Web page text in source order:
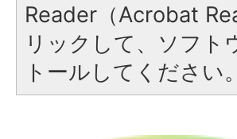
Reader（Acrobat
リックして、ソフト
トールしてください。